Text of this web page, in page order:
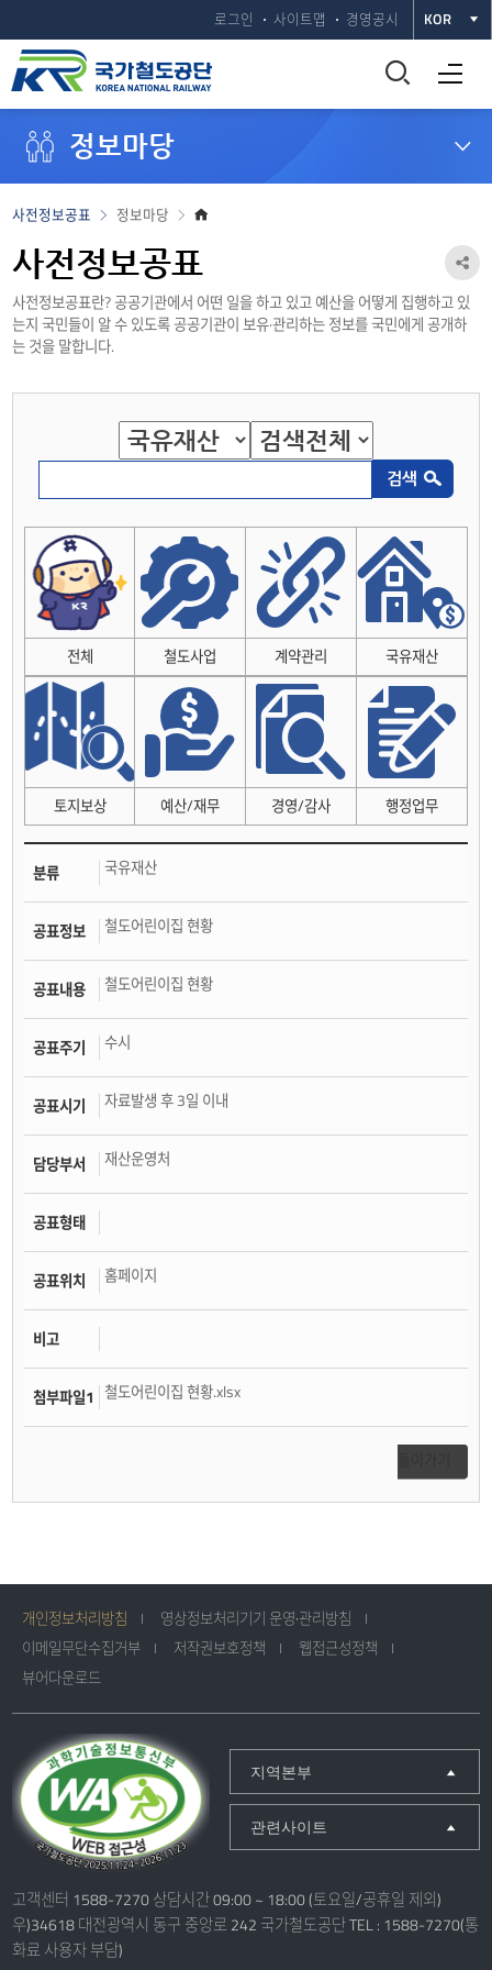
로그인 사이트맵 경영공시 KOR
통
합
열
전체메뉴 열기
정보마당
정보마당
사전정보공표
사전정보공표
사전정보공표란? 공공기관에서 어떤 일을 하고 있고 예산을 어떻게 집행하고 있
는지 국민들이 알 수 있도록 공공기관이 보유·관리하는 정보를 국민에게 공개하
는 것을 말합니다.
공
전체 철도사업 계약관리 국유재산
토지보상 예산/재무 경영/감사 행정업무
분류 국유재산
공표정보 철도어린이집 현황
공표내용 철도어린이집 현황
공표주기 수시
공표시기 자료발생 후 3일 이내
담당부서 재산운영처
공표형태
공표위치 홈페이지
비고
첨부파일1 철도어린이집 현황.xlsx
개인정보처리방침
영상정보처리기기 운영·관리방침
이메일무단수집거부
저작권보호정책
웹접근성정책
뷰어다운로드
지역본부
관련사이트
고객센터 1588-7270 상담시간 09:00 ~ 18:00 (토요일/공휴일 제외)
우)34618 대전광역시 동구 중앙로 242 국가철도공단 TEL : 1588-7270(통
화료 사용자 부담)